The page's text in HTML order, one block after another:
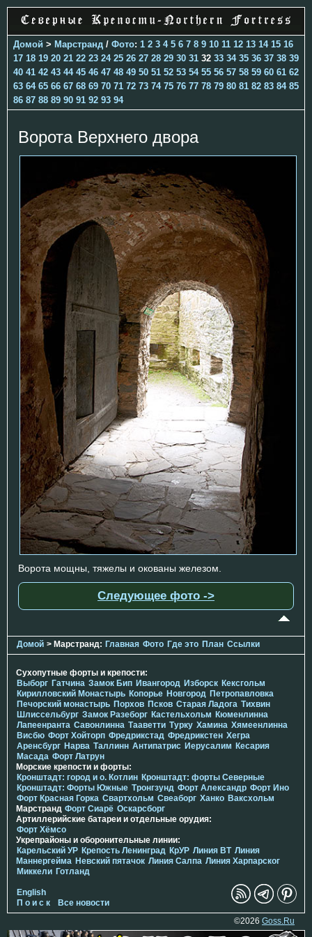
Домой > Марстранд / Фото: 1 2 3 4 5 6 7 8 9 10 11 12 13 14 15 16
17 18 19 20 21 22 23 24 25 26 27 28 29 30 31 32 33 34 35 36 37 38 39
40 41 42 43 44 45 46 47 48 49 50 51 52 53 54 55 56 57 58 59 60 61 62
63 64 65 66 67 68 69 70 71 72 73 74 75 76 77 78 79 80 81 82 83 84 85
86 87 88 89 90 91 92 93 94
Ворота Верхнего двора
Ворота мощны, тяжелы и окованы железом.
Следующее фото ->
Домой > Марстранд: Главная Фото Где это План Ссылки
Сухопутные форты и крепости:
Выборг Гатчина Замок Бип Ивангород Изборск Кексгольм
Кирилловский Монастырь Копорье Новгород Петропавловка
Печорcкий монастырь Порхов Псков Старая Ладога Тихвин
Шлиссельбург Замок Разеборг Кастельхольм Кюменлинна
Лапеенранта Савонлинна Тааветти Турку Хамина Хямеенлинна
Висбю Форт Хойторп Фредрикстад Фредрикстен Хегра
Аренсбург Нарва Таллинн Антипатрис Иерусалим Кесария
Масада Форт Латрун
Морские крепости и форты:
Кронштадт: город и о. Котлин Кронштадт: форты Северные
Кронштадт: Форты Южные Тронгзунд Форт Александр Форт Ино
Форт Красная Горка Свартхольм Свеаборг Ханко Ваксхольм
Марстранд Форт Сиарё Оскарсборг
Артиллерийские батареи и отдельные орудия:
Форт Хёмсо
Укрепрайоны и оборонительные линии:
Карельский УР Крепость Ленинград КрУР Линия ВТ Линия
Маннергейма Невский пятачок Линия Салпа Линия Харпарског
Миккели Готланд
English
П о и с к
Все новости
©2026 Goss.Ru